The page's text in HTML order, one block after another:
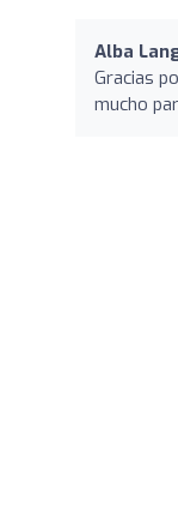
Alba
Gracias
mucho